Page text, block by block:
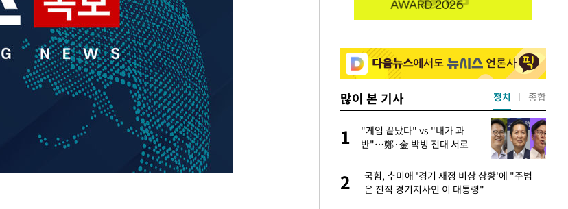
많이 본 기사
1
방은희, 母 고독사에 오열 "이
틀 만에 발견"
김지수, '여행사 대표' 변신 근황 "가볼 만하
1
"게임 끝났다" vs "내가 과
반"…鄭·金 박빙 전대 서로
2
국힘, 추미애 '경기 재정 비상 상황'에 "주범
은 전직 경기지사인 이 대통령"
정치 종합